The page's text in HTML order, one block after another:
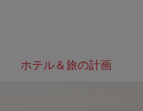
ホテル＆旅の計画